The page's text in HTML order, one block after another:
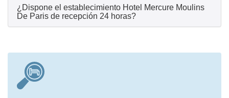
¿Dispone el establecimiento Hotel Mercure Moulins
De Paris de recepción 24 horas?